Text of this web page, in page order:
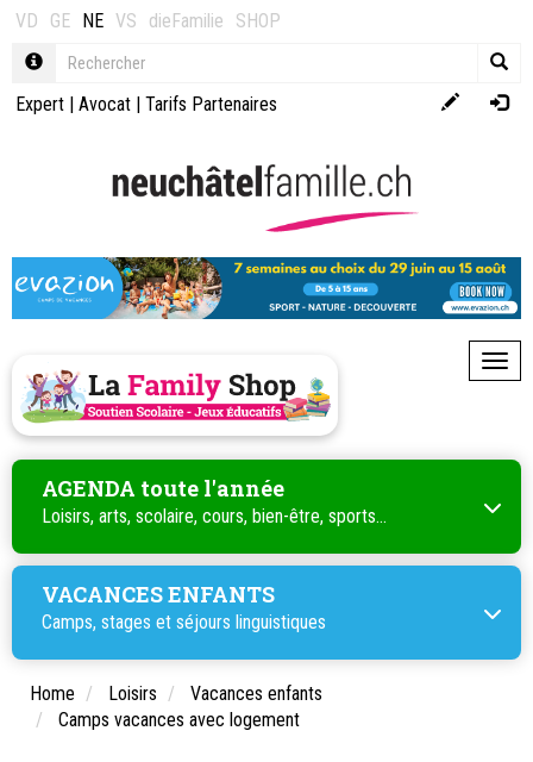
VD GE NE VS dieFamilie SHOP
Expert | Avocat | Tarifs Partenaires
AGENDA toute l'année
Loisirs, arts, scolaire, cours, bien-être, sports...
VACANCES ENFANTS
Camps, stages et séjours linguistiques
Home Loisirs
Vacances enfants
Camps vacances avec logement